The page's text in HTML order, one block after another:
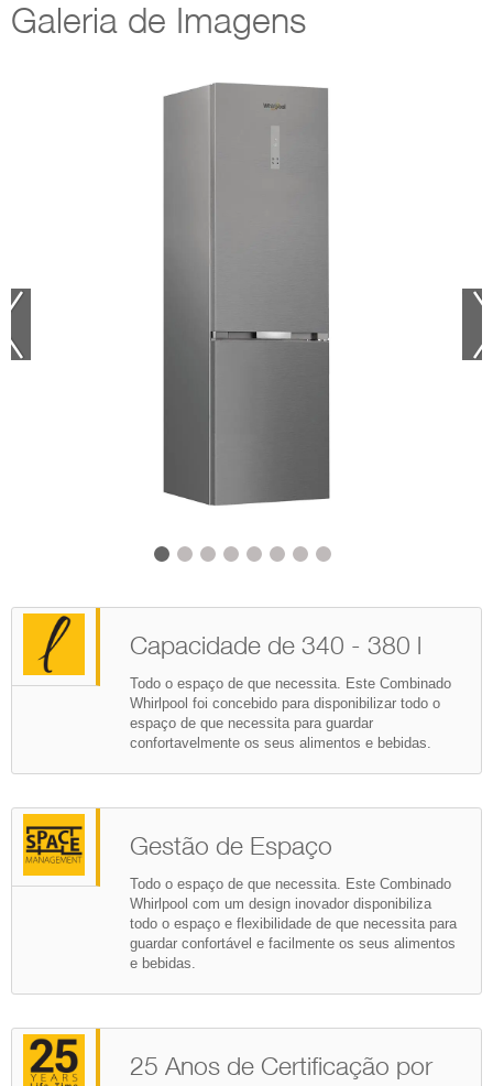
Galeria de Imagens
Capacidade de 340 - 380 l
Todo o espaço de que necessita. Este Combinado
Whirlpool foi concebido para disponibilizar todo o
espaço de que necessita para guardar
confortavelmente os seus alimentos e bebidas.
Gestão de Espaço
Todo o espaço de que necessita. Este Combinado
Whirlpool com um design inovador disponibiliza
todo o espaço e flexibilidade de que necessita para
guardar confortável e facilmente os seus alimentos
e bebidas.
25 Anos de Certificação por